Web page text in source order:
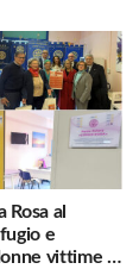
Rosa al
e
vittime di